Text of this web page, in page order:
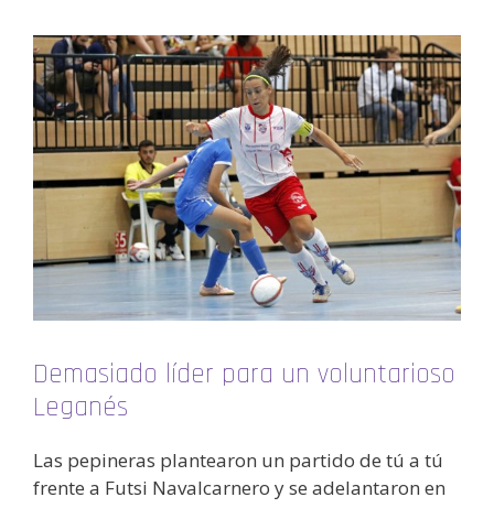
Demasiado líder para un voluntarioso
Leganés
Las pepineras plantearon un partido de tú a tú
frente a Futsi Navalcarnero y se adelantaron en